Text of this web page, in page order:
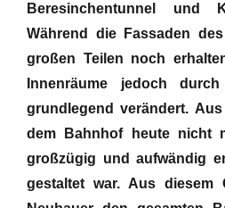
Beresinchentunnel und
Während die Fassaden
großen Teilen noch
Innenräume jedoch
grundlegend verändert.
dem Bahnhof heute nicht
großzügig und aufwändig
gestaltet war. Aus diesem